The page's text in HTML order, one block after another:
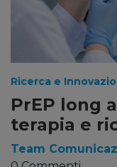
Ricerca e
PrEP long
terapia e
Team